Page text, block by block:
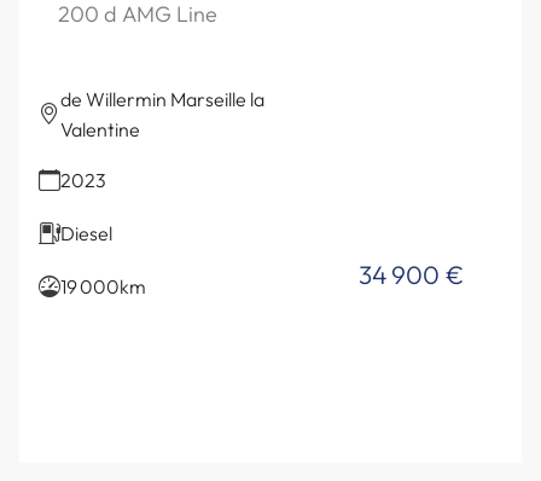
200 d AMG Line
de Willermin Marseille la
Valentine
2023
Diesel
19 000km 34 900 €